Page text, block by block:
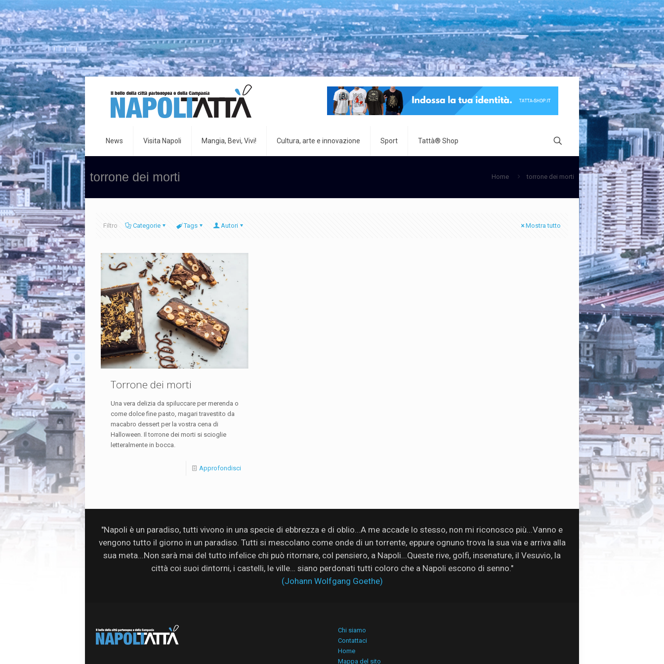
News Visita Napoli Mangia, Bevi, Vivi! Cultura, arte e innovazione Sport Tattà® Shop
torrone dei morti Home torrone dei morti
Filtro Categorie Tags Autori Mostra tutto
Torrone dei morti
Una vera delizia da spiluccare per merenda o
come dolce fine pasto, magari travestito da
macabro dessert per la vostra cena di
Halloween. Il torrone dei morti si scioglie
letteralmente in bocca.
Approfondisci
"Napoli è un paradiso, tutti vivono in una specie di ebbrezza e di oblio...A me accade lo stesso, non mi riconosco più...Vanno e
vengono tutto il giorno in un paradiso. Tutti si mescolano come onde di un torrente, eppure ognuno trova la sua via e arriva alla
sua meta...Non sarà mai del tutto infelice chi può ritornare, col pensiero, a Napoli...Queste rive, golfi, insenature, il Vesuvio, la
città coi suoi dintorni, i castelli, le ville… siano perdonati tutti coloro che a Napoli escono di senno."
(Johann Wolfgang Goethe)
Chi siamo
Contattaci
Home
Mappa del sito